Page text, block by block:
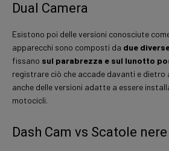
Dual Camera
Esistono poi delle versioni conosciute
apparecchi sono composti da due
fissano sul parabrezza e sul lunotto
registrare ciò che accade davanti e dietro
anche delle versioni adatte a essere
motocicli.
Dash Cam vs Scatole nere